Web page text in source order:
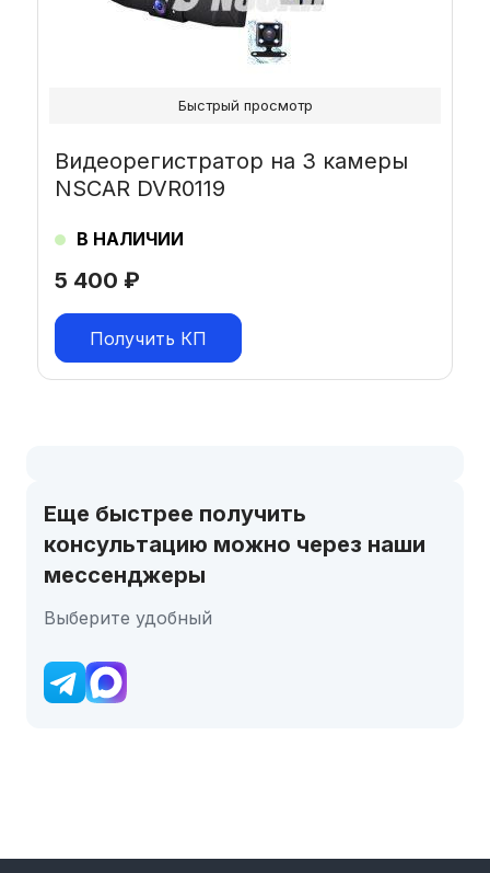
5 400 ₽
Видеорегистратор на 3 камеры
NSCAR DVR0119
В НАЛИЧИИ
Получить КП
Быстрый просмотр
Еще быстрее получить
консультацию можно через наши
мессенджеры
Выберите удобный